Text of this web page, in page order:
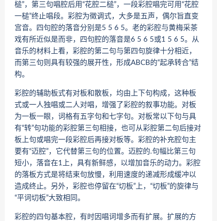
槌”，第三句唱腔后用“花腔二槌”，一段彩腔唱完可用“花腔
一槌”终止唱段。彩腔为徵调式，大多是五声，偶尔旨直变
宫音。四句腔的落音分别是5 5 6 5。老的彩腔与黄梅采茶
戏有所近似是而非，四句腔的落音是6 5 6 5或1 5 6 5。从
音乐的材料上看，彩腔的第二句与第四句旋律十分相近，
而第三句则具有较强的展开性，形成ABCB的“起承转合”结
构。
彩腔的辅助板式有对板和散板，均由上下句构成，这种板
式或一人独唱或二人对唱，增强了彩腔的叙事功能。对板
为一板一眼，词格有五字句和七字句。对板常以下句与具
有“转”句功能的彩腔第三句相接，也可从彩腔第二句后接对
板上句或唱完一段彩腔后再接对板等。彩腔的补充腔句主
要有“迈腔”，它代替第三句的位置。迈腔的.句幅比第三句
短小，落音在1上，具有新鲜感，以增加音乐的动力。彩腔
的落板方式是将结束句放慢，利用速度的递减形成缓冲以
造成终止。另外，彩腔也停留在“切板”上，“切板”的旋律与
“平词切板”大致相同。
彩腔的四句基本腔，有时因唱词增多而有扩展。扩展的方